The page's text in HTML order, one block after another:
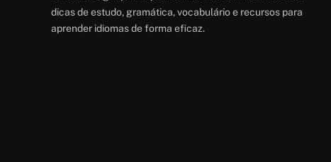
dicas de estudo, gramática, vocabulário e recursos para
aprender idiomas de forma eficaz.